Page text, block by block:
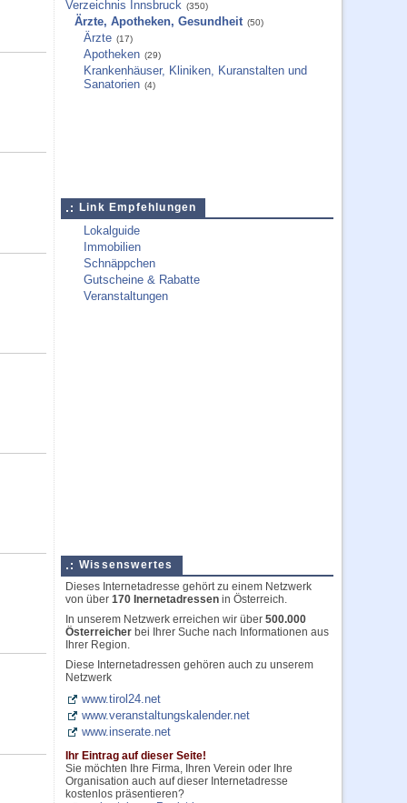
Verzeichnis Innsbruck (350)
Ärzte, Apotheken, Gesundheit (50)
Ärzte (17)
Apotheken (29)
Krankenhäuser, Kliniken, Kuranstalten und
Sanatorien (4)
Link Empfehlungen
Lokalguide
Immobilien
Schnäppchen
Gutscheine & Rabatte
Veranstaltungen
Wissenswertes
Dieses Internetadresse gehört zu einem Netzwerk
von über 170 Inernetadressen in Österreich.
In unserem Netzwerk erreichen wir über 500.000
Österreicher bei Ihrer Suche nach Informationen aus
Ihrer Region.
Diese Internetadressen gehören auch zu unserem
Netzwerk
www.tirol24.net
www.veranstaltungskalender.net
www.inserate.net
Ihr Eintrag auf dieser Seite!
Sie möchten Ihre Firma, Ihren Verein oder Ihre
Organisation auch auf dieser Internetadresse
kostenlos präsentieren?